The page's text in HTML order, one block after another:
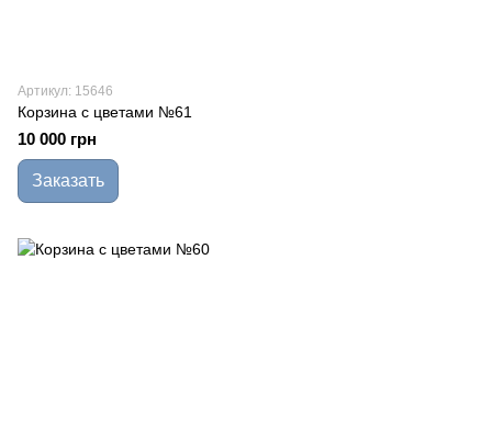
Артикул: 15646
Корзина с цветами №61
10 000 грн
Заказать